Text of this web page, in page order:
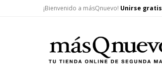
¡Bienvenido a másQnuevo! Unirse gratis